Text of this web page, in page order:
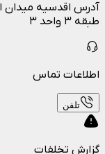
طبقه ۳ واحد ۳
اطلاعات تماس
تلفن
گزارش تخلفات